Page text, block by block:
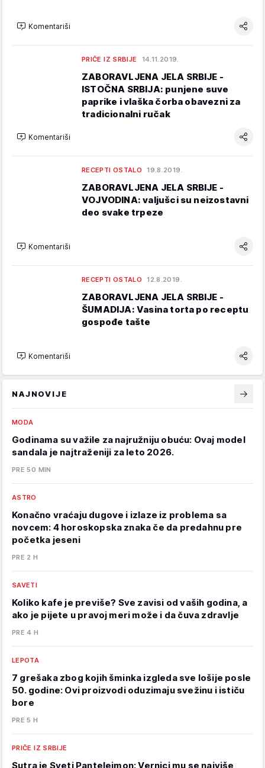
Komentariši
PRIČE IZ SRBIJE 14.11.2019.
ZABORAVLJENA JELA SRBIJE -
ISTOČNA SRBIJA: punjene suve
paprike i vlaška čorba obavezni za
tradicionalni ručak
Komentariši
RECEPTI OSTALO 19.8.2019.
ZABORAVLJENA JELA SRBIJE -
VOJVODINA: valjušci su neizostavni
deo svake trpeze
Komentariši
RECEPTI OSTALO 12.8.2019.
ZABORAVLJENA JELA SRBIJE -
ŠUMADIJA: Vasina torta po receptu
gospođe tašte
Komentariši
NAJNOVIJE
MODA
Godinama su važile za najružniju obuću: Ovaj model
sandala je najtraženiji za leto 2026.
PRE 50 MIN
ASTRO
Konačno vraćaju dugove i izlaze iz problema sa
novcem: 4 horoskopska znaka če da predahnu pre
početka jeseni
PRE 2 H
SAVETI
Koliko kafe je previše? Sve zavisi od vaših godina, a
ako je pijete u pravoj meri može i da čuva zdravlje
PRE 4 H
LEPOTA
7 grešaka zbog kojih šminka izgleda sve lošije posle
50. godine: Ovi proizvodi oduzimaju svežinu i ističu
bore
PRE 5 H
PRIČE IZ SRBIJE
Sutra je Sveti Pantelejmon: Vernici mu se najviše